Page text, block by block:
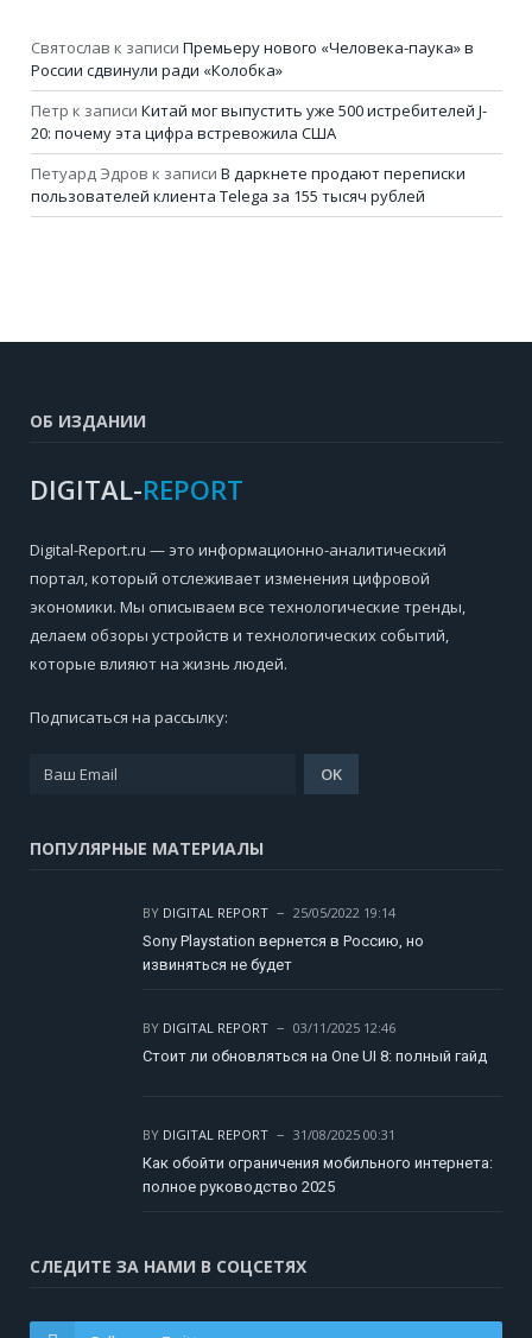
Святослав к записи Премьеру нового «Человека-паука» в
России сдвинули ради «Колобка»
Петр к записи Китай мог выпустить уже 500 истребителей J-
20: почему эта цифра встревожила США
Петуард Эдров к записи В даркнете продают переписки
пользователей клиента Telega за 155 тысяч рублей
ОБ ИЗДАНИИ
DIGITAL-REPORT
Digital-Report.ru — это информационно-аналитический
портал, который отслеживает изменения цифровой
экономики. Мы описываем все технологические тренды,
делаем обзоры устройств и технологических событий,
которые влияют на жизнь людей.
Подписаться на рассылку:
ПОПУЛЯРНЫЕ МАТЕРИАЛЫ
BY DIGITAL REPORT
25/05/2022 19:14
Sony Playstation вернется в Россию, но
извиняться не будет
BY DIGITAL REPORT
03/11/2025 12:46
Стоит ли обновляться на One UI 8: полный гайд
BY DIGITAL REPORT
31/08/2025 00:31
Как обойти ограничения мобильного интернета:
полное руководство 2025
СЛЕДИТЕ ЗА НАМИ В СОЦСЕТЯХ